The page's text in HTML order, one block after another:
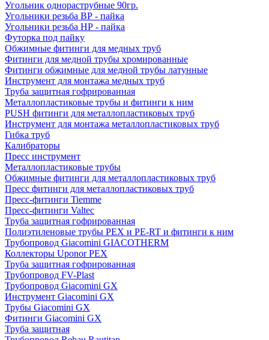
Угольник однораструбные 90гр.
Угольники резьба ВР - пайка
Угольники резьба НР - пайка
Футорка под пайку
Обжимные фитинги для медных труб
Фитинги для медной трубы хромированные
Фитинги обжимные для медной трубы латунные
Инструмент для монтажа медных труб
Труба защитная гофрированная
Металлопластиковые трубы и фитинги к ним
PUSH фитинги для металлопластиковых труб
Инструмент для монтажа металлопластиковых труб
Гибка труб
Калибраторы
Пресс инструмент
Металлопластиковые трубы
Обжимные фитинги для металлопластиковых труб
Пресс фитинги для металлопластиковых труб
Пресс-фитинги Tiemme
Пресс-фитинги Valtec
Труба защитная гофрированная
Полиэтиленовые трубы PEX и PE-RT и фитинги к ним
Трубопровод Giacomini GIACOTHERM
Коллекторы Uponor PEX
Труба защитная гофрированная
Трубопровод FV-Plast
Трубопровод Giacomini GX
Инструмент Giacomini GX
Трубы Giacomini GX
Фитинги Giacomini GX
Труба защитная